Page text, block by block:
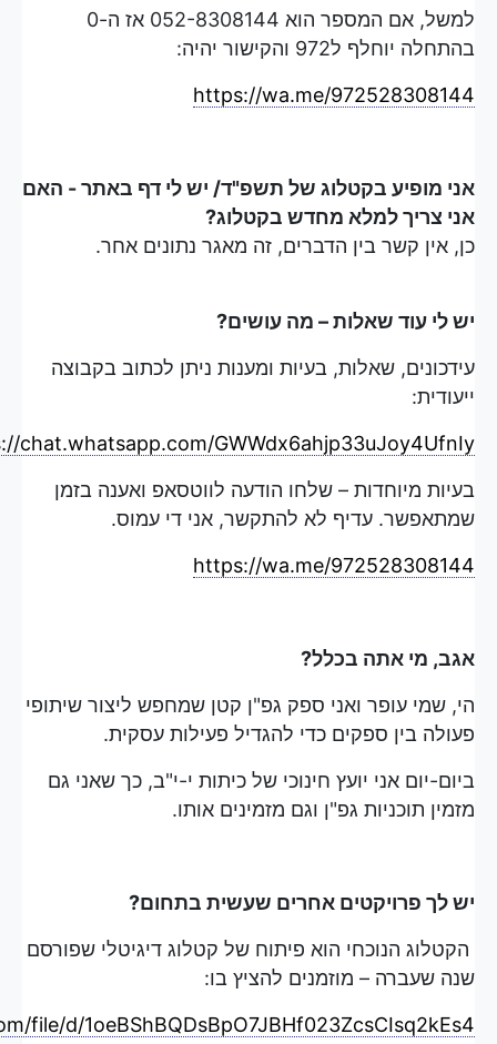
למשל, אם המספר הוא 052-8308144 אז ה-0
בהתחלה יוחלף ל972 והקישור יהיה:
https://wa.me/972528308144
אני מופיע בקטלוג של תשפ"ד/ יש לי דף באתר - האם
אני צריך למלא מחדש בקטלוג?
כן, אין קשר בין הדברים, זה מאגר נתונים אחר.
יש לי עוד שאלות – מה עושים?
עידכונים, שאלות, בעיות ומענות ניתן לכתוב בקבוצה
ייעודית:
chat.whatsapp.com/GWWdx6ahjp33uJoy4UfnIy
בעיות מיוחדות – שלחו הודעה לווטסאפ ואענה בזמן
שמתאפשר. עדיף לא להתקשר, אני די עמוס.
https://wa.me/972528308144
אגב, מי אתה בכלל?
הי, שמי עופר ואני ספק גפ"ן קטן שמחפש ליצור שיתופי
פעולה בין ספקים כדי להגדיל פעילות עסקית.
ביום-יום אני יועץ חינוכי של כיתות י-י"ב, כך שאני גם
מזמין תוכניות גפ"ן וגם מזמינים אותו.
יש לך פרויקטים אחרים שעשית בתחום?
הקטלוג הנוכחי הוא פיתוח של קטלוג דיגיטלי שפורסם
שנה שעברה – מוזמנים להציץ בו:
file/d/1oeBShBQDsBpO7JBHf023ZcsCIsq2kEs4/